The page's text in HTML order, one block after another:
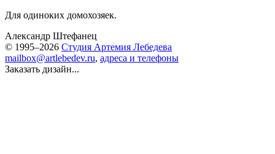
Для одиноких домохозяек.
Александр Штефанец
© 1995–2026 Студия Артемия Лебедева
mailbox@artlebedev.ru, адреса и телефоны
Заказать дизайн...